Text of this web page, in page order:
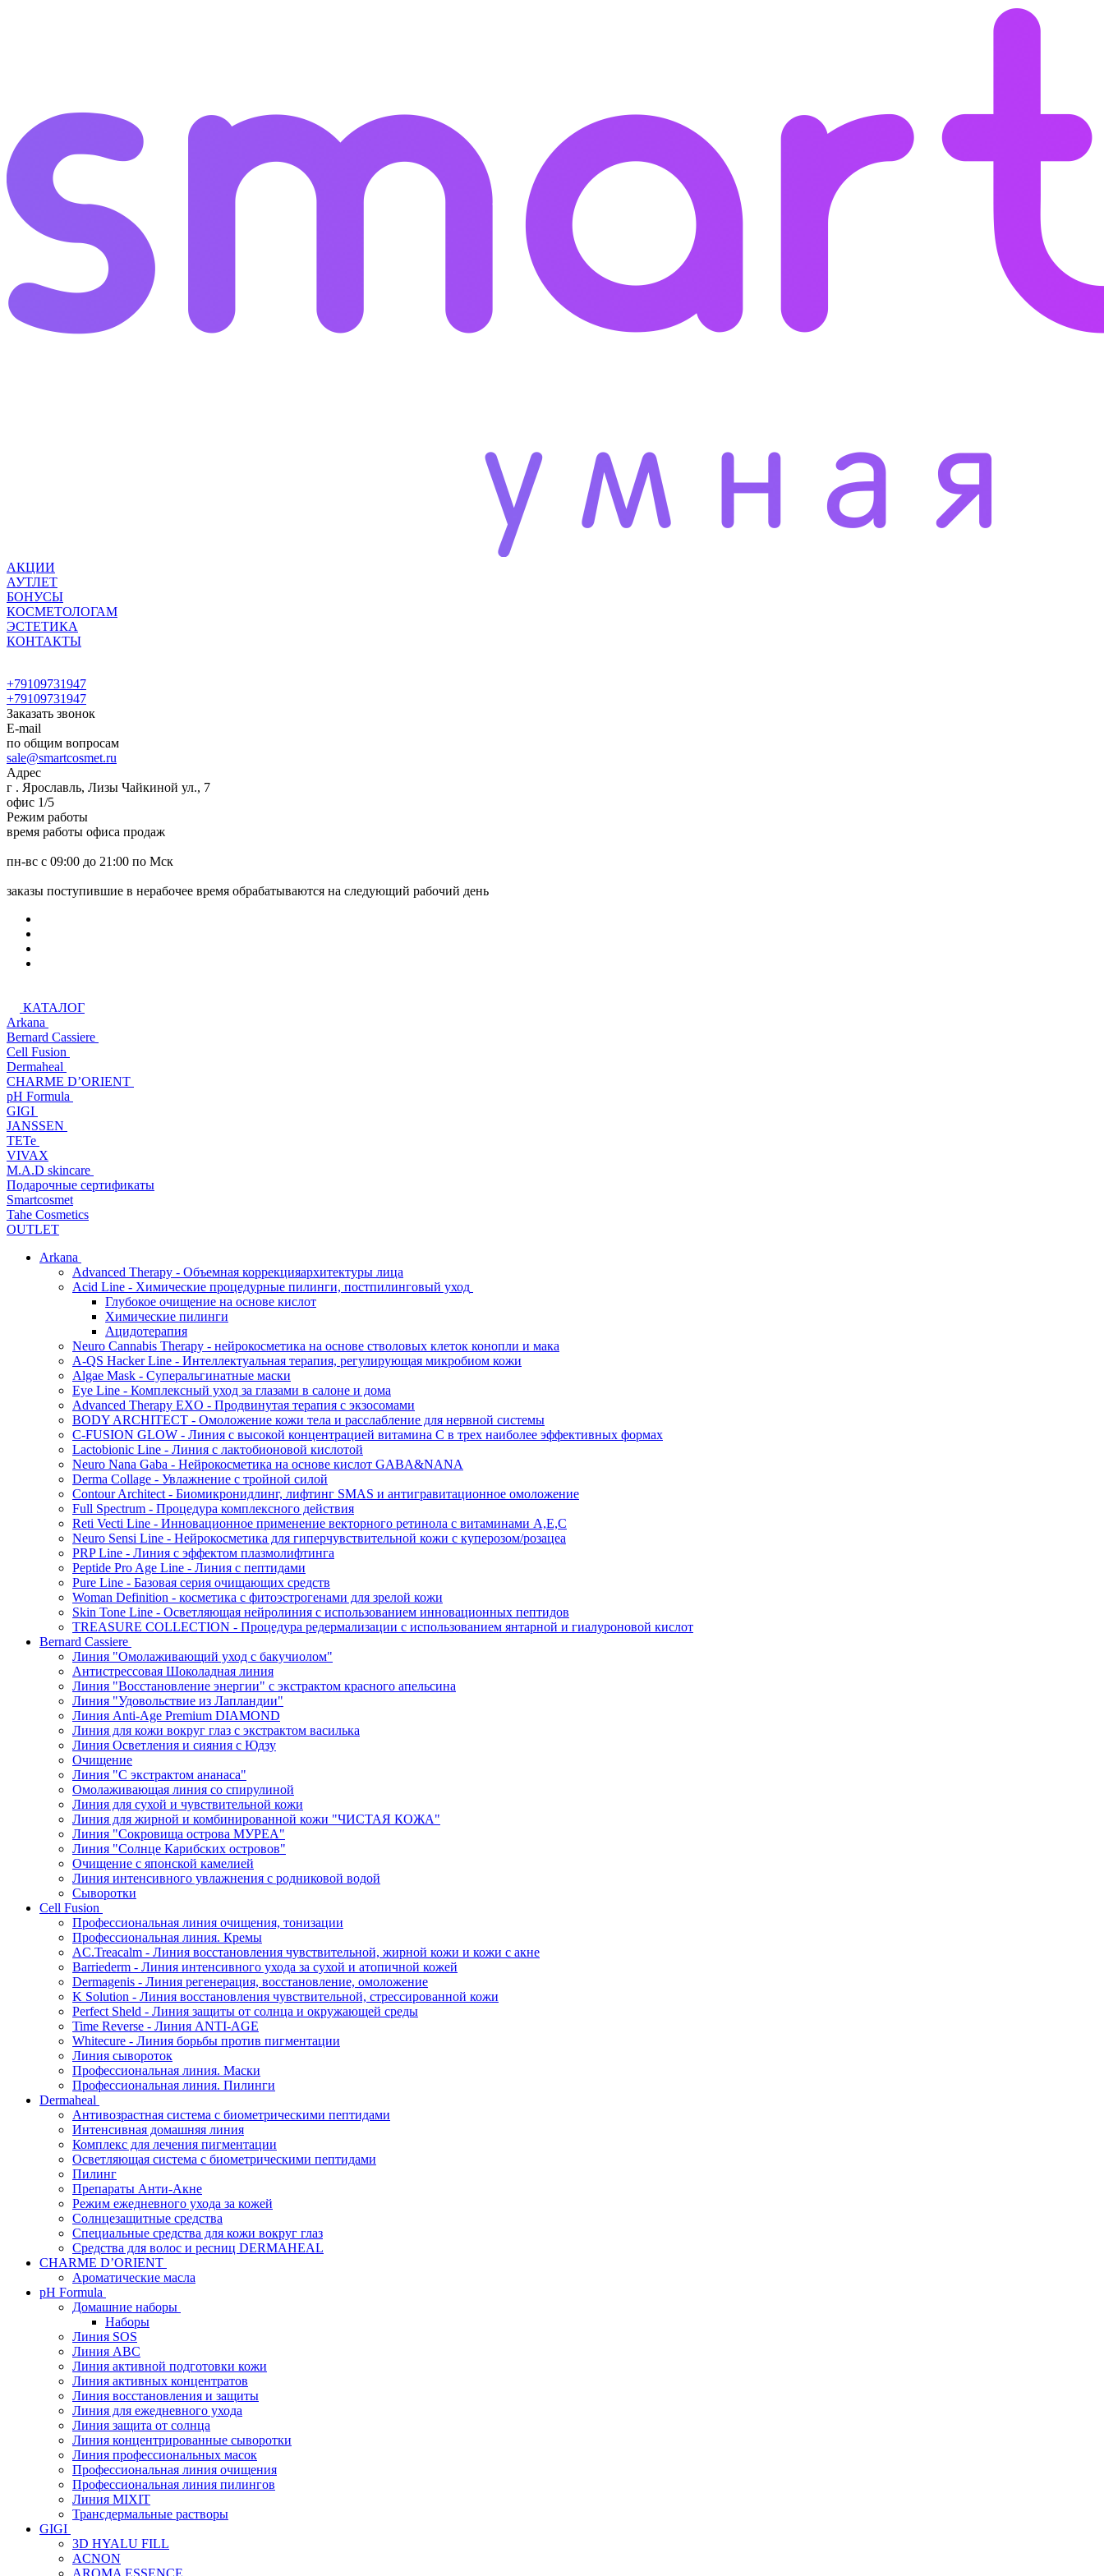
АКЦИИ
АУТЛЕТ
БОНУСЫ
КОСМЕТОЛОГАМ
ЭСТЕТИКА
КОНТАКТЫ
+79109731947
+79109731947
Заказать звонок
E-mail
по общим вопросам
sale@smartcosmet.ru
Адрес
г . Ярославль, Лизы Чайкиной ул., 7
офис 1/5
Режим работы
время работы офиса продаж
пн-вс с 09:00 до 21:00 по Мск
заказы поступившие в нерабочее время обрабатываются на следующий рабочий день
КАТАЛОГ
Arkana
Bernard Cassiere
Cell Fusion
Dermaheal
CHARME D’ORIENT
pH Formula
GIGI
JANSSEN
TETe
VIVAX
M.A.D skincare
Подарочные сертификаты
Smartcosmet
Tahe Cosmetics
OUTLET
Arkana
Advanced Therapy - Объемная коррекцияархитектуры лица
Acid Line - Химические процедурные пилинги, постпилинговый уход
Глубокое очищение на основе кислот
Химические пилинги
Ацидотерапия
Neuro Cannabis Therapy - нейрокосметика на основе стволовых клеток конопли и мака
A-QS Hacker Line - Интеллектуальная терапия, регулирующая микробиом кожи
Algae Mask - Суперальгинатные маски
Eye Line - Комплексный уход за глазами в салоне и дома
Advanced Therapy EXO - Продвинутая терапия с экзосомами
BODY ARCHITECT - Омоложение кожи тела и расслабление для нервной системы
C-FUSION GLOW - Линия с высокой концентрацией витамина C в трех наиболее эффективных формах
Lactobionic Line - Линия с лактобионовой кислотой
Neuro Nana Gaba - Нейрокосметика на основе кислот GABA&NANA
Derma Collage - Увлажнение с тройной силой
Contour Architect - Биомикронидлинг, лифтинг SMAS и антигравитационное омоложение
Full Spectrum - Процедура комплексного действия
Reti Vecti Line - Инновационное применение векторного ретинола с витаминами A,Е,С
Neuro Sensi Line - Нейрокосметика для гиперчувствительной кожи с куперозом/розацеа
PRP Line - Линия с эффектом плазмолифтинга
Peptide Pro Age Line - Линия с пептидами
Pure Line - Базовая серия очищающих средств
Woman Definition - косметика с фитоэстрогенами для зрелой кожи
Skin Tone Line - Осветляющая нейролиния с использованием инновационных пептидов
TREASURE COLLECTION - Процедура редермализации с использованием янтарной и гиалуроновой кислот
Bernard Cassiere
Линия "Омолаживающий уход с бакучиолом"
Антистрессовая Шоколадная линия
Линия "Восстановление энергии" с экстрактом красного апельсина
Линия "Удовольствие из Лапландии"
Линия Anti-Age Premium DIAMOND
Линия для кожи вокруг глаз с экстрактом василька
Линия Осветления и сияния с Юдзу
Очищение
Линия "С экстрактом ананаса"
Омолаживающая линия со спирулиной
Линия для сухой и чувствительной кожи
Линия для жирной и комбинированной кожи "ЧИСТАЯ КОЖА"
Линия "Сокровища острова МУРЕА"
Линия "Солнце Карибских островов"
Очищение с японской камелией
Линия интенсивного увлажнения с родниковой водой
Сыворотки
Cell Fusion
Профессиональная линия очищения, тонизации
Профессиональная линия. Кремы
AC.Treacalm - Линия восстановления чувствительной, жирной кожи и кожи с акне
Barriederm - Линия интенсивного ухода за сухой и атопичной кожей
Dermagenis - Линия регенерация, восстановление, омоложение
K Solution - Линия восстановления чувствительной, стрессированной кожи
Perfect Sheld - Линия защиты от солнца и окружающей среды
Time Reverse - Линия ANTI-AGE
Whitecure - Линия борьбы против пигментации
Линия сывороток
Профессиональная линия. Маски
Профессиональная линия. Пилинги
Dermaheal
Антивозрастная система с биометрическими пептидами
Интенсивная домашняя линия
Комплекс для лечения пигментации
Осветляющая система с биометрическими пептидами
Пилинг
Препараты Анти-Акне
Режим ежедневного ухода за кожей
Солнцезащитные средства
Специальные средства для кожи вокруг глаз
Средства для волос и ресниц DERMAHEAL
CHARME D’ORIENT
Ароматические масла
pH Formula
Домашние наборы
Наборы
Линия SOS
Линия АВС
Линия активной подготовки кожи
Линия активных концентратов
Линия восстановления и защиты
Линия для ежедневного ухода
Линия защита от солнца
Линия концентрированные сыворотки
Линия профессиональных масок
Профессиональная линия очищения
Профессиональная линия пилингов
Линия MIXIT
Трансдермальные растворы
GIGI
3D HYALU FILL
ACNON
AROMA ESSENCE